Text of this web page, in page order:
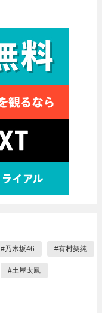
#乃木坂46 #有村架純
#土屋太鳳